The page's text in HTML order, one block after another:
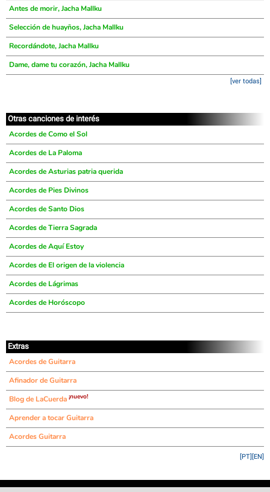
Antes de morir, Jacha Mallku
Selección de huayños, Jacha Mallku
Recordándote, Jacha Mallku
Dame, dame tu corazón, Jacha Mallku
[ver todas]
Otras canciones de interés
Acordes de Como el Sol
Acordes de La Paloma
Acordes de Asturias patria querida
Acordes de Pies Divinos
Acordes de Santo Dios
Acordes de Tierra Sagrada
Acordes de Aquí Estoy
Acordes de El origen de la violencia
Acordes de Lágrimas
Acordes de Horóscopo
Extras
Acordes de Guitarra
Afinador de Guitarra
Blog de LaCuerda ¡nuevo!
Aprender a tocar Guitarra
Acordes Guitarra
[EN]
[PT]